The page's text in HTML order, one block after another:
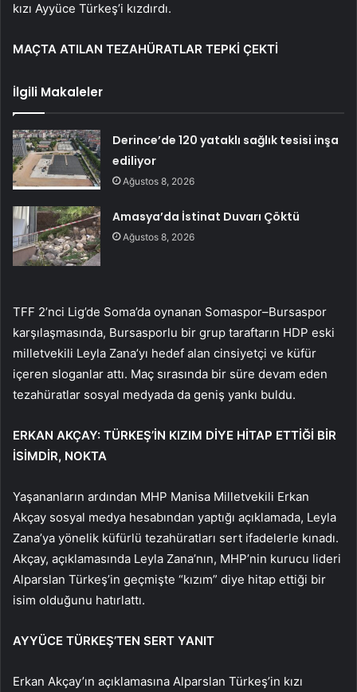
kızı Ayyüce Türkeş’i kızdırdı.
MAÇTA ATILAN TEZAHÜRATLAR TEPKİ ÇEKTİ
İlgili Makaleler
Derince’de 120 yataklı sağlık tesisi inşa
ediliyor
Ağustos 8, 2026
Amasya’da İstinat Duvarı Çöktü
Ağustos 8, 2026
TFF 2’nci Lig’de Soma’da oynanan Somaspor–Bursaspor
karşılaşmasında, Bursasporlu bir grup taraftarın HDP eski
milletvekili Leyla Zana’yı hedef alan cinsiyetçi ve küfür
içeren sloganlar attı. Maç sırasında bir süre devam eden
tezahüratlar sosyal medyada da geniş yankı buldu.
ERKAN AKÇAY: TÜRKEŞ’İN KIZIM DİYE HİTAP ETTİĞİ BİR
İSİMDİR, NOKTA
Yaşananların ardından MHP Manisa Milletvekili Erkan
Akçay sosyal medya hesabından yaptığı açıklamada, Leyla
Zana’ya yönelik küfürlü tezahüratları sert ifadelerle kınadı.
Akçay, açıklamasında Leyla Zana’nın, MHP’nin kurucu lideri
Alparslan Türkeş’in geçmişte “kızım” diye hitap ettiği bir
isim olduğunu hatırlattı.
AYYÜCE TÜRKEŞ’TEN SERT YANIT
Erkan Akçay’ın açıklamasına Alparslan Türkeş’in kızı